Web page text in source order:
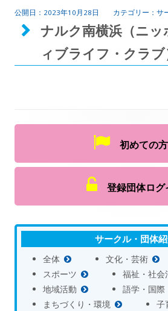
2023年10月28日 サ
ナルク南横浜（ニ
ィブライフ・クラブ
初めての
登録団体ログ
サークル・団体
全体
文化・芸術
スポーツ
福祉・社会
地域活動
語学・国際
まちづくり・環境
子